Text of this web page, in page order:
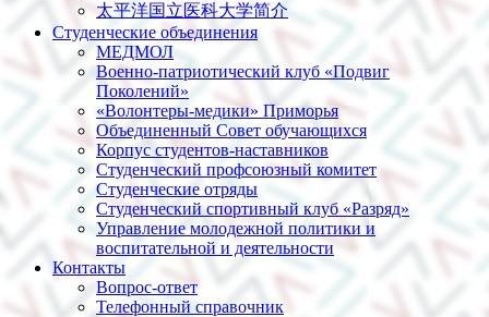
太平洋国立医科大学简介
Студенческие объединения
МЕДМОЛ
Военно-патриотический клуб «Подвиг
Поколений»
«Волонтеры-медики» Приморья
Объединенный Совет обучающихся
Корпус студентов-наставников
Студенческий профсоюзный комитет
Студенческие отряды
Студенческий спортивный клуб «Разряд»
Управление молодежной политики и
воспитательной и деятельности
Контакты
Вопрос-ответ
Телефонный справочник